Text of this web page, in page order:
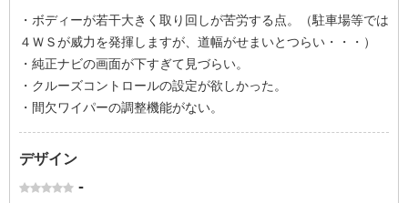
・ボディーが若干大きく取り回しが苦労する点。（駐車場等では
４ＷＳが威力を発揮しますが、道幅がせまいとつらい・・・）
・純正ナビの画面が下すぎて見づらい。
・クルーズコントロールの設定が欲しかった。
・間欠ワイパーの調整機能がない。
デザイン
-